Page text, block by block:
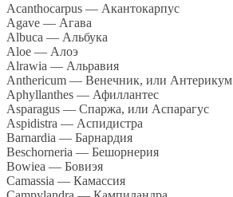
Acanthocarpus — Акантокарпус
Agave — Агава
Albuca — Альбука
Aloe — Алоэ
Alrawia — Альравия
Anthericum — Венечник, или Антерикум
Aphyllanthes — Афиллантес
Asparagus — Спаржа, или Аспарагус
Aspidistra — Аспидистра
Barnardia — Барнардия
Beschorneria — Бешорнерия
Bowiea — Бовиэя
Camassia — Камассия